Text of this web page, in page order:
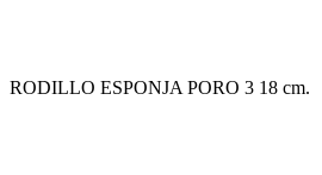
RODILLO ESPONJA PORO 3 18 cm.